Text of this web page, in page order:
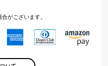
がございます。